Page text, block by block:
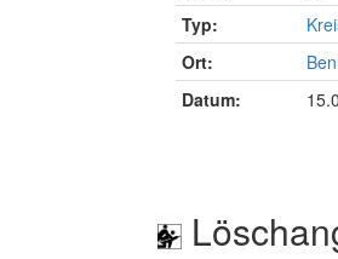
Typ:
Ort:
Datum: